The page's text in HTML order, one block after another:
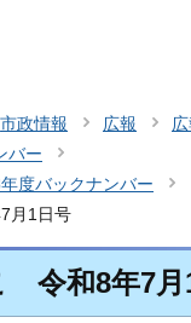
市政情報 広報
バー
度バックナンバー
月1日号
令和8年7月